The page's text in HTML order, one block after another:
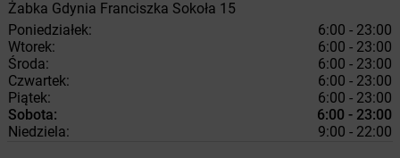
Żabka Gdynia Franciszka Sokoła 15
Poniedziałek:
6:00 - 23:00
Wtorek:
6:00 - 23:00
Środa:
6:00 - 23:00
Czwartek:
6:00 - 23:00
Piątek:
6:00 - 23:00
Sobota:
6:00 - 23:00
Niedziela:
9:00 - 22:00